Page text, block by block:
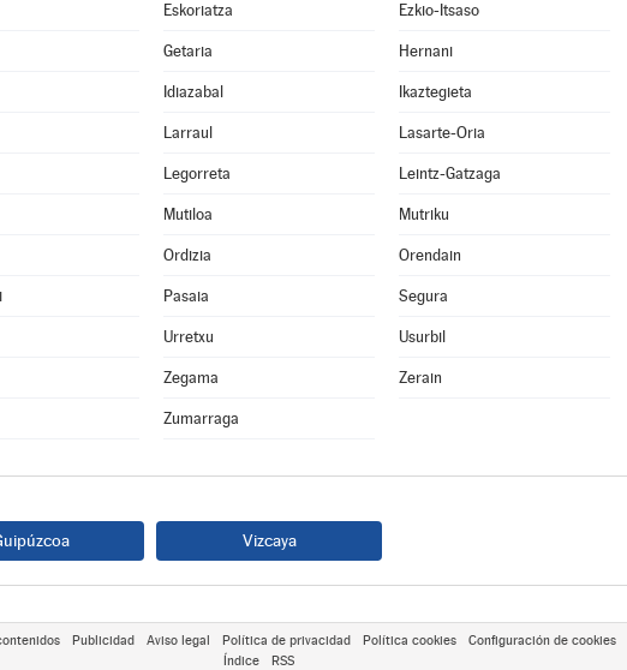
Eskoriatza Ezkio-Itsaso
Getaria Hernani
Idiazabal Ikaztegieta
Larraul Lasarte-Oria
Legorreta Leintz-Gatzaga
Mutiloa Mutriku
Ordizia Orendain
Pasaia Segura
Urretxu Usurbil
Zegama Zerain
Zumarraga
Vizcaya
Publicidad Aviso legal Política de privacidad Política cookies Configuración de cookies
Índice
RSS